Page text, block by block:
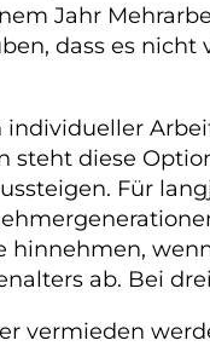
Jahr
dass es
diese
Für
ab. Bei
vermieden